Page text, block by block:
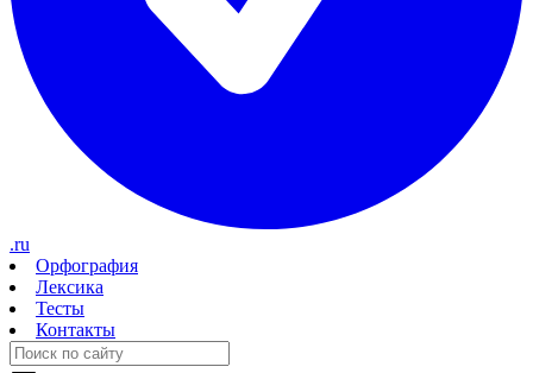
.ru
Орфография
Лексика
Тесты
Контакты